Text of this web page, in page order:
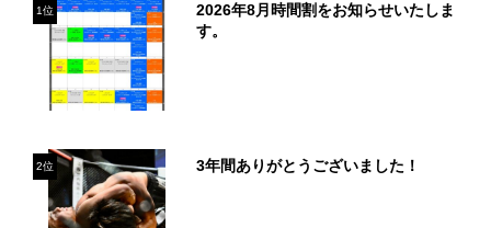
1位
2026年8月時間割をお知らせいたしま
す。
2位 3年間ありがとうございました！